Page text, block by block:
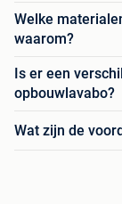
Welke
waarom?
Is er een
opbouwlavabo?
Wat zijn de